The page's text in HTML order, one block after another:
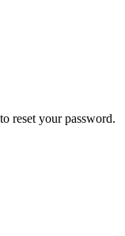
reset your password.